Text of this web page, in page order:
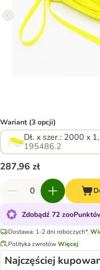
Wariant (3 opcji)
Dł. x szer.: 2000 x
195486.2
287,96 zł
Zdobądź 72
Dostawa: 1-2 dni roboczych*.
Polityka zwrotówWięcej
Najczęściej